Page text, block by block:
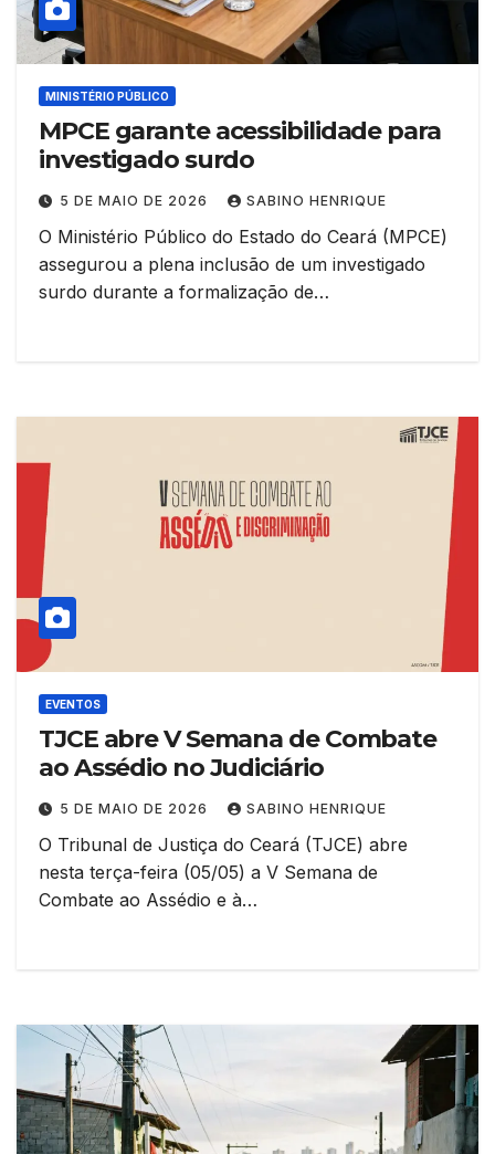
MINISTÉRIO PÚBLICO
MPCE garante acessibilidade para
investigado surdo
5 DE MAIO DE 2026 SABINO HENRIQUE
O Ministério Público do Estado do Ceará (MPCE)
assegurou a plena inclusão de um investigado
surdo durante a formalização de…
EVENTOS
TJCE abre V Semana de Combate
ao Assédio no Judiciário
5 DE MAIO DE 2026 SABINO HENRIQUE
O Tribunal de Justiça do Ceará (TJCE) abre
nesta terça-feira (05/05) a V Semana de
Combate ao Assédio e à…